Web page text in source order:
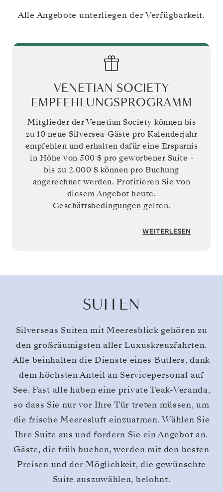
Alle Angebote unterliegen der Verfügbarkeit.
VENETIAN SOCIETY
EMPFEHLUNGSPROGRAMM
Mitglieder der Venetian Society können bis
zu 10 neue Silversea-Gäste pro Kalenderjahr
empfehlen und erhalten dafür eine Ersparnis
in Höhe von 500 $ pro geworbener Suite -
bis zu 2.000 $ können pro Buchung
angerechnet werden. Profitieren Sie von
diesem Angebot heute.
Geschäftsbedingungen gelten.
WEITERLESEN
SUITEN
Silverseas Suiten mit Meeresblick gehören zu
den großräumigsten aller Luxuskreuzfahrten.
Alle beinhalten die Dienste eines Butlers, dank
dem höchsten Anteil an Servicepersonal auf
See. Fast alle haben eine private Teak-Veranda,
so dass Sie nur vor Ihre Tür treten müssen, um
die frische Meeresluft einzuatmen. Wählen Sie
Ihre Suite aus und fordern Sie ein Angebot an.
Gäste, die früh buchen, werden mit den besten
Preisen und der Möglichkeit, die gewünschte
Suite auszuwählen, belohnt.